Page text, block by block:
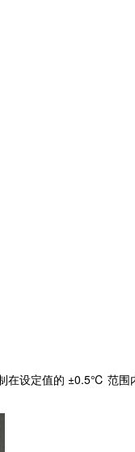
设定值的 ±0.5℃ 范围